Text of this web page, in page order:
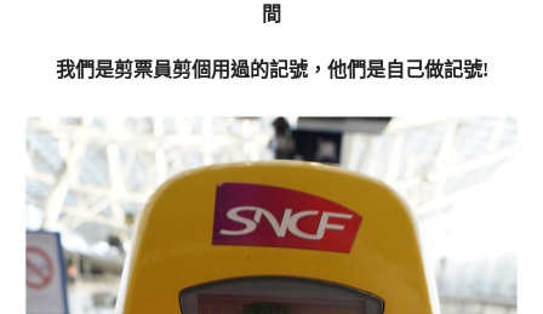
間
我們是剪票員剪個用過的記號，他們是自己做記號!